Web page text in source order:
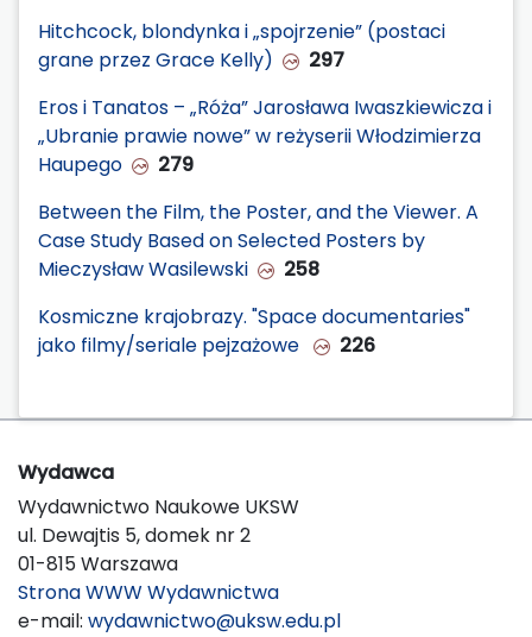
Hitchcock, blondynka i „spojrzenie” (postaci
grane przez Grace Kelly)
297
Eros i Tanatos – „Róża” Jarosława Iwaszkiewicza i
„Ubranie prawie nowe” w reżyserii Włodzimierza
Haupego
279
Between the Film, the Poster, and the Viewer. A
Case Study Based on Selected Posters by
Mieczysław Wasilewski
258
Kosmiczne krajobrazy. "Space documentaries"
jako filmy/seriale pejzażowe
226
Wydawca
Wydawnictwo Naukowe UKSW
ul. Dewajtis 5, domek nr 2
01-815 Warszawa
Strona WWW Wydawnictwa
e-mail: wydawnictwo@uksw.edu.pl